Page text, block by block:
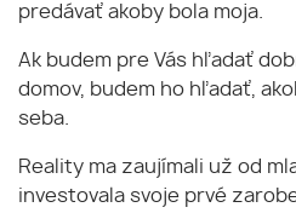
predávať akoby bola moja.
Ak budem pre Vás hľadať
domov, budem ho hľadať,
seba.
Reality ma zaujímali už od
investovala svoje prvé